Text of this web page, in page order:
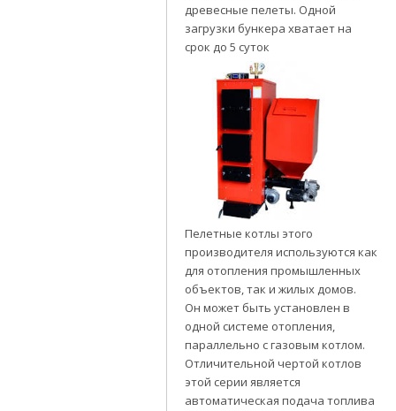
древесные пелеты. Одной
загрузки бункера хватает на
срок до 5 суток
Пелетные котлы этого
производителя используются как
для отопления промышленных
объектов, так и жилых домов.
Он может быть установлен в
одной системе отопления,
параллельно с газовым котлом.
Отличительной чертой котлов
этой серии является
автоматическая подача топлива